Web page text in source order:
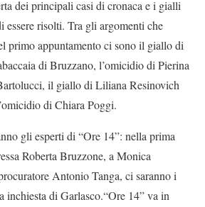
dei principali casi di cronaca e i gialli
essere risolti. Tra gli argomenti che
primo appuntamento ci sono il giallo di
di Bruzzano, l’omicidio di Pierina
il giallo di Liliana Resinovich
di Chiara Poggi.
gli esperti di “Ore 14”: nella prima
Roberta Bruzzone, a Monica
Antonio Tanga, ci saranno i
inchiesta di Garlasco.“Ore 14” va in